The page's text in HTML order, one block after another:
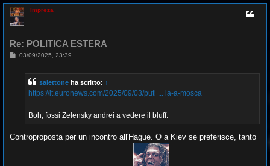
Impreza
Re: POLITICA ESTERA
M03/09/2025, 23:39
salettone ha scritto: ↑
https://it.euronews.com/2025/09/03/puti ... ia-a-mosca
Boh, fossi Zelensky andrei a vedere il bluff.
Controproposta per un incontro all'Hague. O a Kiev se preferisce, tanto